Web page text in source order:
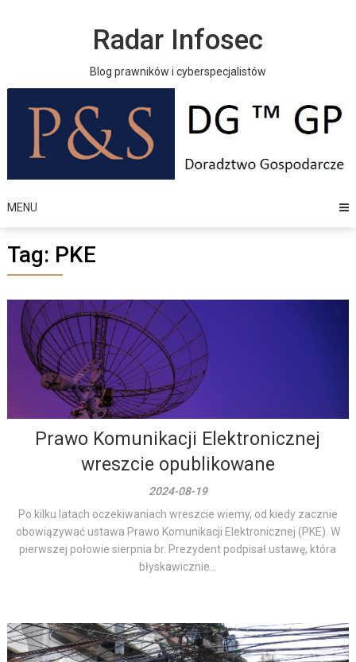
Radar Infosec
Blog prawników i cyberspecjalistów
MENU
Tag: PKE
Prawo Komunikacji Elektronicznej
wreszcie opublikowane
2024-08-19
Po kilku latach oczekiwaniach wreszcie wiemy, od kiedy zacznie
obowiązywać ustawa Prawo Komunikacji Elektronicznej (PKE). W
pierwszej połowie sierpnia br. Prezydent podpisał ustawę, która
błyskawicznie...